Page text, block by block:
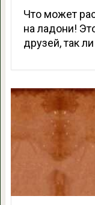
Что может
на ладони!
друзей, так